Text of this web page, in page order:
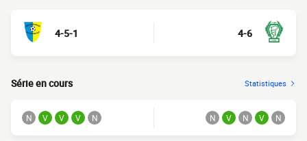
4-5-1 4-6
Série en cours Statistiques
N V V V N N V N V N